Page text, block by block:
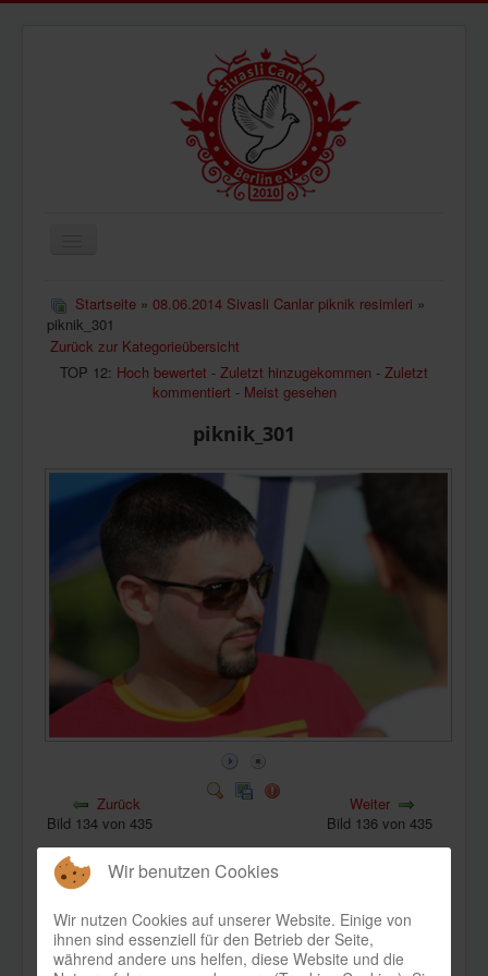
ÜBERUNS
AKTUELLES
BILDER
DATENSCHUTZ
Startseite » 08.06.2014 Sivasli Canlar piknik resimleri »
piknik_301
Zurück zur Kategorieübersicht
TOP 12: Hoch bewertet - Zuletzt hinzugekommen - Zuletzt
kommentiert - Meist gesehen
piknik_301
Zurück
Bild 134 von 435
Weiter
Bild 136 von 435
Bild-Informationen
Wir benutzen Cookies
Wir nutzen Cookies auf unserer Website. Einige von
ihnen sind essenziell für den Betrieb der Seite,
während andere uns helfen, diese Website und die